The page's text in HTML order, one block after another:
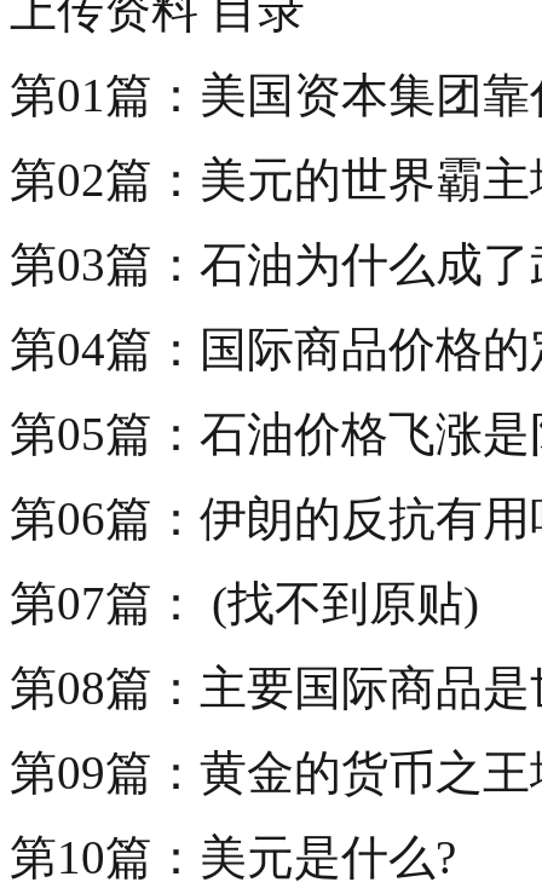
第01篇：美国资本集团
第02篇：美元的世界霸
第03篇：石油为什么成了
第04篇：国际商品价格
第05篇：石油价格飞涨
第06篇：伊朗的反抗有用
第07篇： (找不到原贴)
第08篇：主要国际商品
第09篇：黄金的货币之
第10篇：美元是什么?